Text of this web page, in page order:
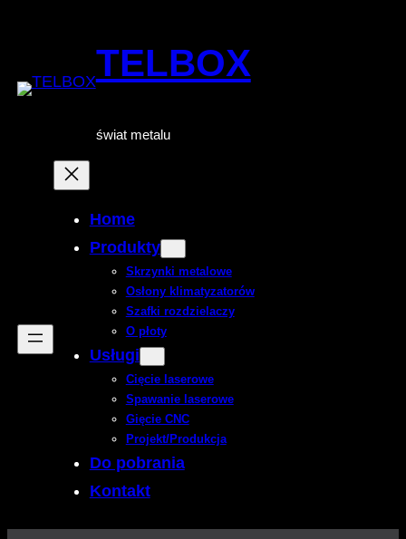
treści
TELBOX
świat metalu
Home
Produkty
Skrzynki metalowe
Osłony klimatyzatorów
Szafki rozdzielaczy
O płoty
Usługi
Cięcie laserowe
Spawanie laserowe
Gięcie CNC
Projekt/Produkcja
Do pobrania
Kontakt